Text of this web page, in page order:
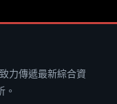
力傳遞最新綜合資
。